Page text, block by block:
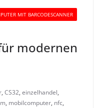
MIT BARCODESCANNER
modernen
, CS32, einzelhandel,
, mobilcomputer, nfc,